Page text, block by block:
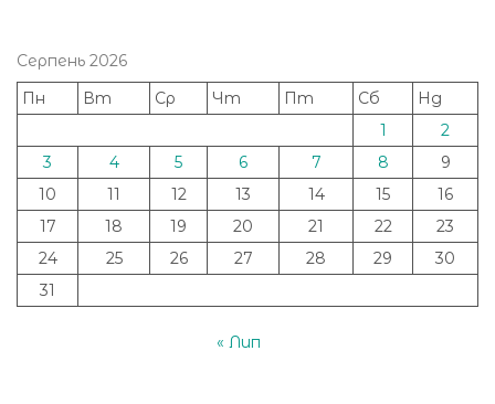
Серпень 2026
Пн
Вт Ср Чт Пт Сб
Нд
1
2
3
4 5 6 7 8
9
10
11 12 13 14 15
16
17
18 19 20 21 22
23
24
25 26 27 28 29
30
31
« Лип